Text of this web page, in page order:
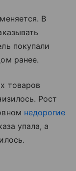
В
покупали
ранее.
товаров
Рост
недорогие
упала, а